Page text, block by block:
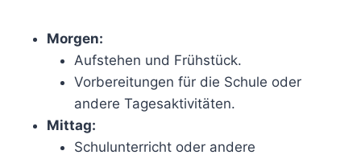
Morgen:
Aufstehen und Frühstück.
Vorbereitungen für die Schule oder
andere Tagesaktivitäten.
Mittag:
Schulunterricht oder andere